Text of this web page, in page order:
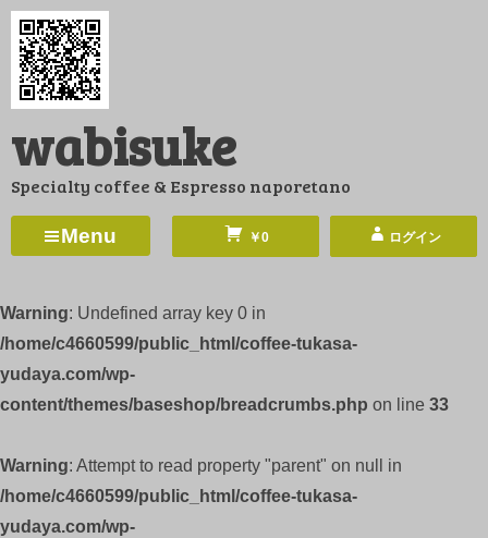
コ
ン
ツ
ス
ッ
wabisuke
Specialty coffee & Espresso naporetano
Menu ￥0 ログイン
Warning: Undefined array key 0 in
/home/c4660599/public_html/coffee-tukasa-
yudaya.com/wp-
content/themes/baseshop/breadcrumbs.php on line 33
Warning: Attempt to read property "parent" on null in
/home/c4660599/public_html/coffee-tukasa-
yudaya.com/wp-